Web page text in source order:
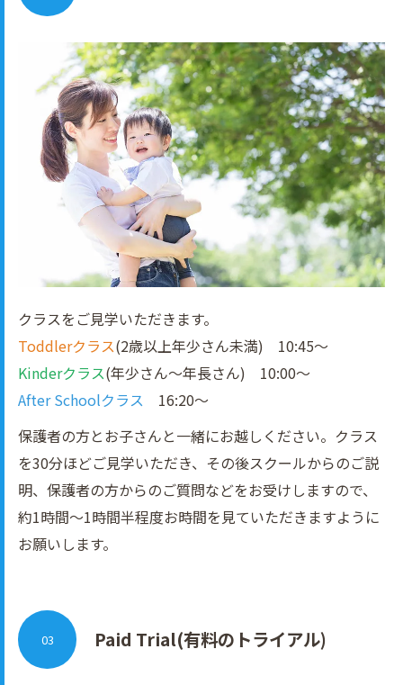
クラスをご見学いただきます。
Toddlerクラス(2歳以上年少さん未満) 10:45～
Kinderクラス(年少さん～年長さん) 10:00～
After Schoolクラス 16:20～
保護者の方とお子さんと一緒にお越しください。クラス
を30分ほどご見学いただき、その後スクールからのご説
明、保護者の方からのご質問などをお受けしますので、
約1時間～1時間半程度お時間を見ていただきますように
お願いします。
Paid Trial(有料のトライアル)
03